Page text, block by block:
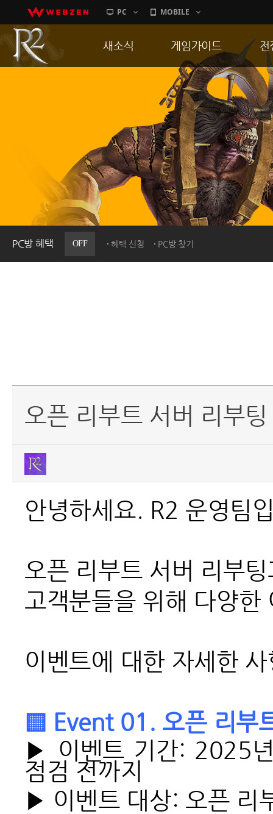
PC MOBILE
PC방 혜택 OFF 혜택 신청 PC방 찾기
새소식
이벤트
히스토리
PC방으로간다
게임가이드
게임 특징
서버가이드
신병훈련소
세부가이드
통합보급센터
전
통
공
오픈 리부트 서버 리부
안녕하세요. R2 운영팀
오픈 리부트 서버 리부
고객분들을 위해 다양한
이벤트에 대한 자세한
▒ Event 01. 오픈 리부
▶ 이벤트 기간: 2025
점검 전까지
▶ 이벤트 대상: 오픈 리